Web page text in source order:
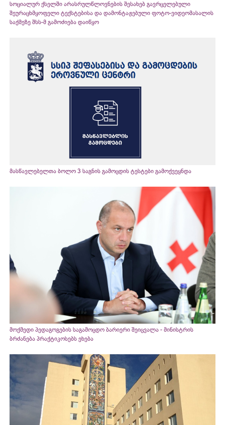
სოციალურ ქსელში არასრულწლოვნების შესახებ გავრცელებული
შეურაცხმყოფელი ტექსტებისა და დამონტაჟებული ფოტო-ვიდეომასალის
საქმეზე შსს-მ გამოძიება დაიწყო
მასწავლებელთა ბოლო 3 საგნის გამოცდის ტესტები გამოქვეყნდა
მოქმედი პედაგოგების საგამოცდო ბარიერი შეიცვალა - მინისტრის
ბრძანება პრაქტიკოსებს ეხება